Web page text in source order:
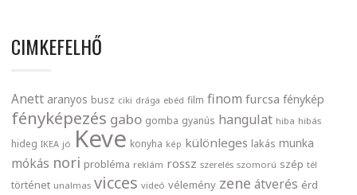
CIMKEFELHŐ
Anett aranyos busz ciki drága ebéd film finom furcsa fénykép
fényképezés gabo gomba gyanús hangulat hiba hibás
hideg IKEA jó Keve konyha kép különleges lakás munka
mókás nori probléma reklám rossz szerelés szomorú szép tél
történet unalmas vicces videó vélemény zene átverés érd